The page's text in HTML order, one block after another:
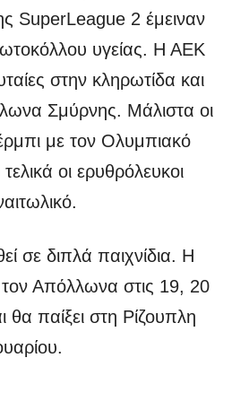
SuperLeague 2 έμειναν
υγείας. Η ΑΕΚ
στην κληρωτίδα και
Σμύρνης. Μάλιστα οι
με τον Ολυμπιακό
οι ερυθρόλευκοι
σε διπλά παιχνίδια. Η
Απόλλωνα στις 19, 20
θα παίξει στη Ρίζουπλη